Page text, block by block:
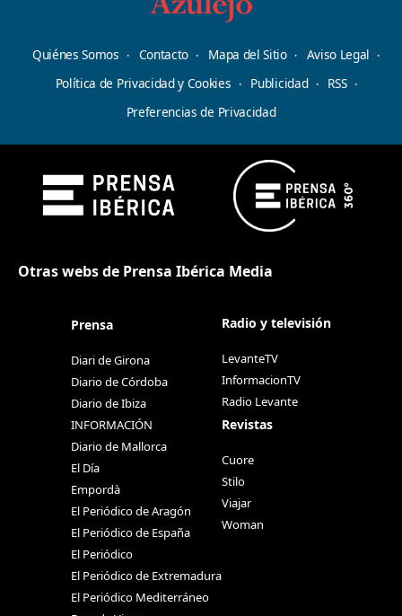
Quiénes Somos Contacto Mapa del Sitio
Aviso Legal
Política de Privacidad y Cookies
Publicidad
RSS
Preferencias de Privacidad
Otras webs de Prensa Ibérica Media
Prensa
Diari de Girona
Diario de Córdoba
Diario de Ibiza
INFORMACIÓN
Diario de Mallorca
El Día
Empordà
El Periódico de Aragón
El Periódico de España
El Periódico
El Periódico de Extremadura
El Periódico Mediterráneo
Radio y televisión
LevanteTV
InformacionTV
Radio Levante
Revistas
Cuore
Stilo
Viajar
Woman